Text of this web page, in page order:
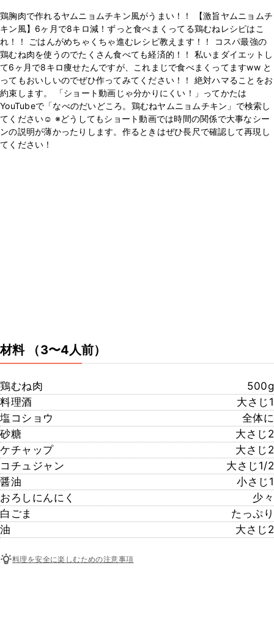
鶏胸肉で作れるヤムニョムチキン風がうまい！！ 【激旨ヤムニョムチ
キン風】6ヶ月で8キロ減！ずっと食べまくってる鶏むねレシピはこ
れ！！ ごはんがめちゃくちゃ進むレシピ教えます！！ コスパ最強の
鶏むね肉を使うのでたくさん食べても経済的！！ 私いまダイエットし
て6ヶ月で8キロ痩せたんですが、これまじで食べまくってますww と
ってもおいしいのでぜひ作ってみてください！！ 絶対ハマることをお
約束します。 「ショート動画じゃ分かりにくい！」ってかたは
YouTubeで「なべのだいどころ。鶏むねヤムニョムチキン」で検索し
てください☺️ ※どうしてもショート動画では時間の関係で大事なシー
ンの説明が薄かったりします。作るときはぜひ長尺で確認して再現し
てください！
材料 （3〜4人前）
鶏むね肉
500g
料理酒
大さじ1
塩コショウ
全体に
砂糖
大さじ2
ケチャップ
大さじ2
コチュジャン
大さじ1/2
醤油
小さじ1
おろしにんにく
少々
白ごま
たっぷり
油
大さじ2
料理を安全に楽しむための注意事項